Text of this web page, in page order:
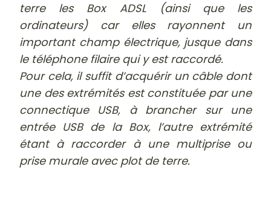
terre les Box ADSL (ainsi que les
ordinateurs) car elles rayonnent un
important champ électrique, jusque dans
le téléphone filaire qui y est raccordé.
Pour cela, il suffit d’acquérir un câble dont
une des extrémités est constituée par une
connectique USB, à brancher sur une
entrée USB de la Box, l’autre extrémité
étant à raccorder à une multiprise ou
prise murale avec plot de terre.